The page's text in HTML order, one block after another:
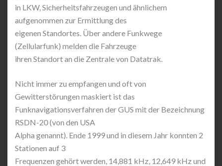
in LKW, Sicherheitsfahrzeugen und ähnlichem
aufgenommen zur Ermittlung des
eigenen Standortes. Über andere Funkwege
(Zellularfunk) melden die Fahrzeuge
ihren Standort an die Zentrale von Datatrak.
Nicht immer zu empfangen und oft von
Gewitterstörungen maskiert ist das
Funknavigationsverfahren der GUS mit der Bezeichnung
RSDN-20 (von den USA
Alpha genannt). Ende 1999 und in diesem Jahr konnten 2
Stationen auf 3
Frequenzen gehört werden, 14,881 kHz, 12,649 kHz und